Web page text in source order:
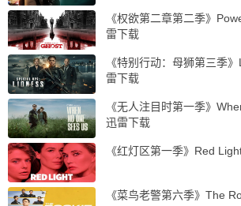
《权欲第二章第二季》
雷下载
《特别行动：母狮第三季
雷下载
《无人注目时第一季》
迅雷下载
《红灯区第一季》Red
《菜鸟老警第六季》The